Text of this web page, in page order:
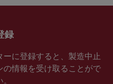
録
に登録すると、製造中止
情報を受け取ることがで